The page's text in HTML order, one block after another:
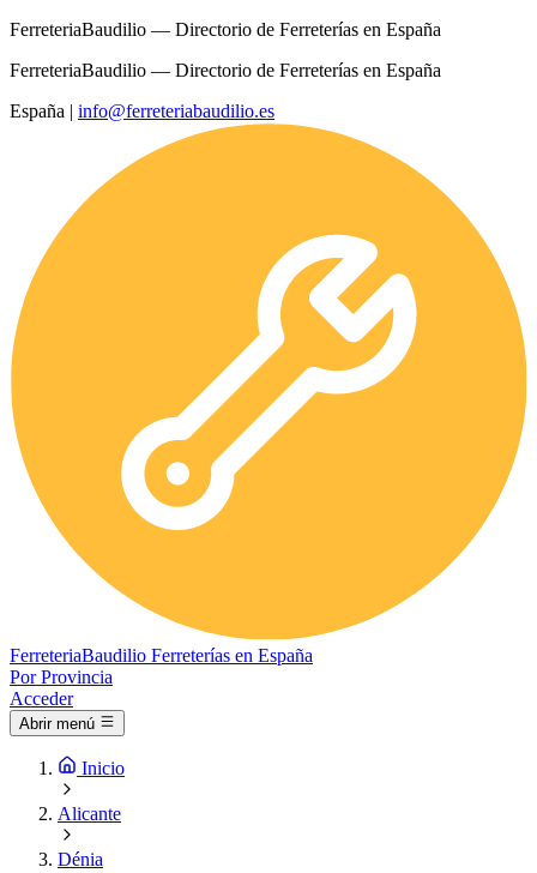
FerreteriaBaudilio — Directorio de Ferreterías en España
FerreteriaBaudilio — Directorio de Ferreterías en España
España | info@ferreteriabaudilio.es
FerreteriaBaudilio Ferreterías en España
Por Provincia
Acceder
Abrir menú
Inicio
Alicante
Dénia